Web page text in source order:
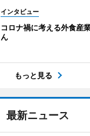
インタビュー
コロナ禍に考える外食産
ん
もっと見る
最新ニュース